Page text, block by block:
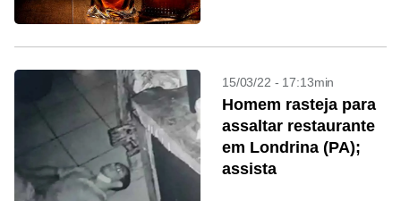
15/03/22 - 17:13min
Homem rasteja para
assaltar restaurante
em Londrina (PA);
assista